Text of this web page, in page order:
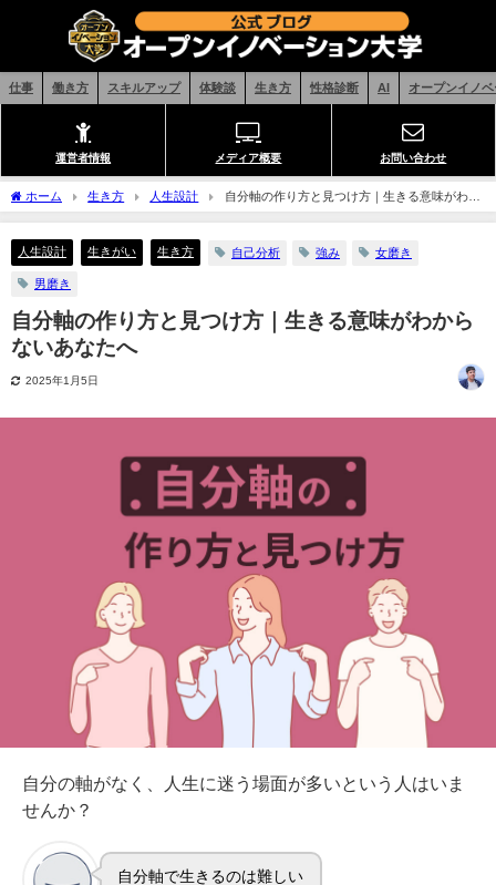
仕事 働き方 スキルアップ 体験談 生き方 性格診断 AI オープンイノ
運営者情報 メディア概要 お問い合わせ
ホーム 生き方 人生設計
自分軸の作り方と見つけ方｜生きる意味がわか
らないあなたへ
人生設計 生きがい 生き方 自己分析 強み 女磨き
男磨き
自分軸の作り方と見つけ方｜生きる意味がわから
ないあなたへ
2025年1月5日
自分の軸がなく、人生に迷う場面が多いという人はいま
せんか？
自分軸で生きるのは難しい